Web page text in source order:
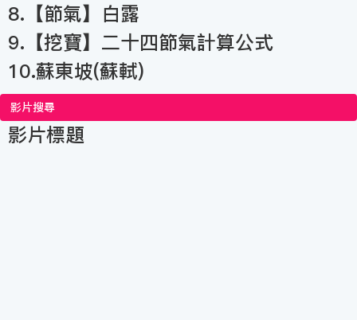
8.【節氣】白露
9.【挖寶】二十四節氣計算公式
10.蘇東坡(蘇軾)
影片搜尋
影片標題